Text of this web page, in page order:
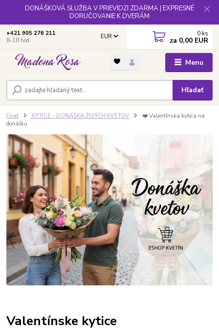
DONÁŠKOVÁ SLUŽBA V PRIEVIDZI ZDARMA | EXPRESNÉ
DORUČOVANIE K DVERÁM
Menu
EUR
Hľadať
+421 905 276 211
8-18 hod.
0 ks
za 0,00 EUR
Úvod KYTICE - DONÁŠKA ŽIVÝCH KVETOV
❤️ Valentínska kytica na
donášku
Valentínske kytice